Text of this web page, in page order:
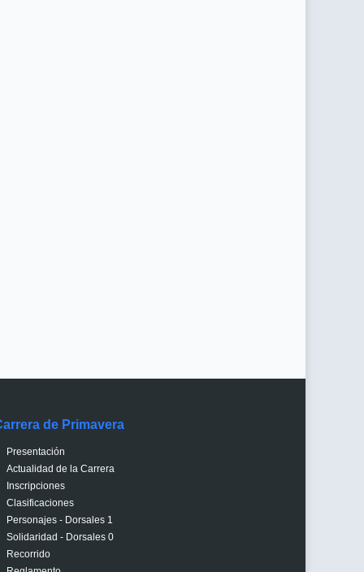
de Primavera
Presentación
Actualidad de la Carrera
Inscripciones
Clasificaciones
Personajes - Dorsales 1
Solidaridad - Dorsales 0
Recorrido